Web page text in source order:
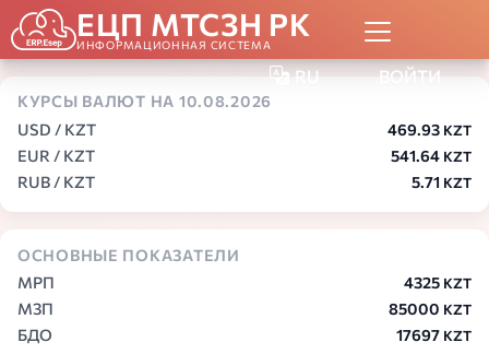
ЕЦП МТСЗН РК
ИНФОРМАЦИОННАЯ СИСТЕМА
RU ВОЙТИ
КУРСЫ ВАЛЮТ НА 10.08.2026
USD / KZT
469.93 KZT
EUR / KZT 541.64 KZT
RUB / KZT 5.71 KZT
ОСНОВНЫЕ ПОКАЗАТЕЛИ
МРП
4325 KZT
МЗП 85000 KZT
БДО 17697 KZT